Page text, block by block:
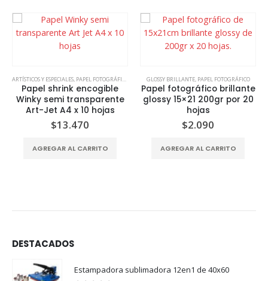
ARTÍSTICOS Y ESPECIALES, PAPEL FOTOGRÁFICO
Papel shrink encogible
Winky semi transparente
Art-Jet A4 x 10 hojas
$13.470
AGREGAR AL CARRITO
GLOSSY BRILLANTE, PAPEL FOTOGRÁFICO
Papel fotográfico brillante
glossy 15×21 200gr por 20
hojas
$2.090
AGREGAR AL CARRITO
DESTACADOS
Estampadora sublimadora 12en1 de 40x60